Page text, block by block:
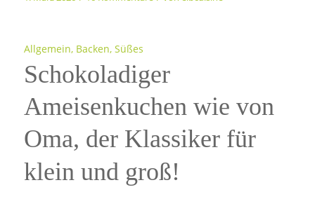
Allgemein, Backen, Süßes
Schokoladiger
Ameisenkuchen wie von
Oma, der Klassiker für
klein und groß!